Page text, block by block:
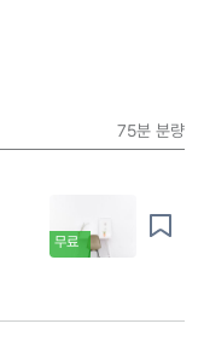
75분 분량
무료